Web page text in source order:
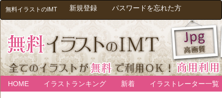
無料イラストのIMT 新規登録 パスワードを忘れた方
HOME イラストランキング 新着 イラストレーター一覧